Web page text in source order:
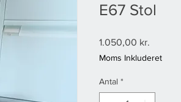
E67 Stol
1.050,00 kr.
Moms Inkluderet
Antal *